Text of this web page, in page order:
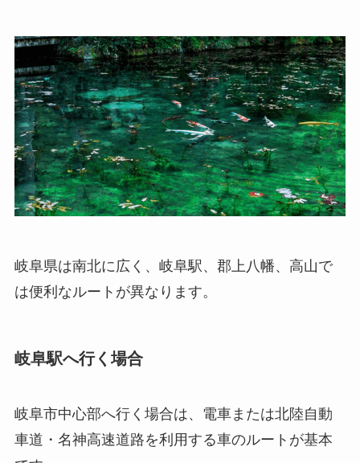
岐阜県は南北に広く、岐阜駅、郡上八幡、高山で
は便利なルートが異なります。
岐阜駅へ行く場合
岐阜市中心部へ行く場合は、電車または北陸自動
車道・名神高速道路を利用する車のルートが基本